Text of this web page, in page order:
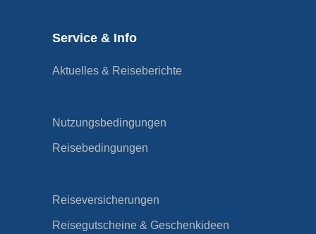
Service & Info
Aktuelles & Reiseberichte
Nutzungsbedingungen
Reisebedingungen
Reiseversicherungen
Reisegutscheine & Geschenkideen